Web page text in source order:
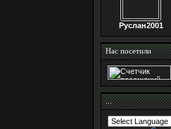
Руслан2001
Нас посетили
...